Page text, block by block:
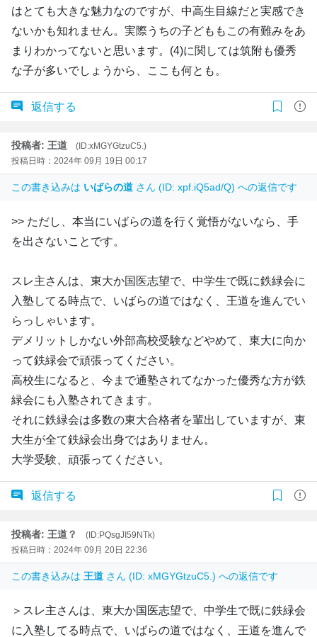
はとても大きな魅力なのですが、中高生目線だと実感でき
ないかも知れません。実際うちの子どももこの有難みをあ
まりわかってないと思います。(4)に関しては筑附も優秀
な子が多いでしょうから、ここも何とも。
返信する
投稿者: 王道
(ID:xMGYGtzuC5.)
投稿日時：2024年 09月 19日 00:17
この書き込みは いばらの道 さん (ID: xpf.iQ5ad/Q) への返信です
>> ただし、本当にいばらの道を行く覚悟がないなら、手
を出さないことです。
スレ主さんは、東大か国医志望で、中学生で既に鉄緑会に
入塾してる時点で、いばらの道ではなく、王道を進んでい
らっしゃいます。
デメリットしかない外部高校受験などやめて、東大に向か
って鉄緑会で頑張ってください。
高校生になると、今まで通塾されてなかった優秀な方が鉄
緑会にも入塾されてきます。
それに鉄緑会は多数の東大合格者を輩出していますが、東
大生が全て鉄緑会出身ではありません。
大学受験、頑張ってください。
返信する
投稿者: 王道？
(ID:PQsgJI59NTk)
投稿日時：2024年 09月 20日 22:36
この書き込みは 王道 さん (ID: xMGYGtzuC5.) への返信です
＞スレ主さんは、東大か国医志望で、中学生で既に鉄緑会
に入塾してる時点で、いばらの道ではなく、王道を進んで